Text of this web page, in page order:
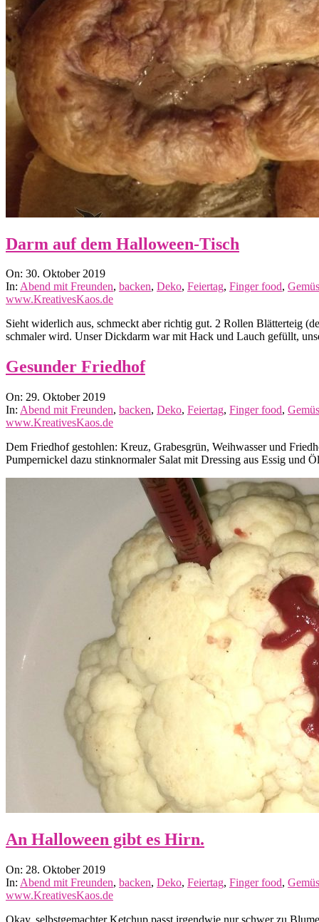
Darm auf dem Halloween-Tisch
2019-
10-
30
On: 30. Oktober 2019
In: Abend mit Freunden, backen, Deko, Feiertag, Finger food,
www.KreativesKaos.de
Sieht widerlich aus, schmeckt aber richtig gut. 2 Rollen Blätterteig
schmaler wird. Unser Dickdarm war mit Hack und Lauch gefüllt,
Gesunder Friedhof
2019-
10-
29
On: 29. Oktober 2019
In: Abend mit Freunden, backen, Deko, Feiertag, Finger food,
www.KreativesKaos.de
Dem Friedhof gestohlen: Kreuz, Grabesgrün, Weihwasser und
Pumpernickel dazu stinknormaler Salat mit Dressing aus Essig und
An Halloween gibt es Hirn.
2019-
10-
28
On: 28. Oktober 2019
In: Abend mit Freunden, backen, Deko, Feiertag, Finger food,
www.KreativesKaos.de
Okay, selbstgemachter Ketchup passt irgendwie nur schwer zu